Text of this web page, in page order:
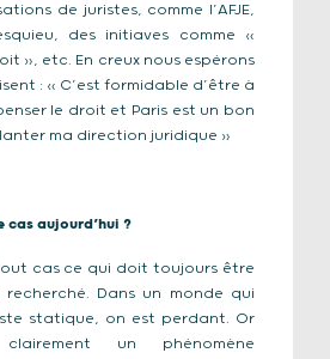
de juristes, comme l’AFJE,
des initiaves comme «
», etc. En creux nous espérons
: « C’est formidable d’être à
le droit et Paris est un bon
ma direction juridique »
cas aujourd’hui ?
cas ce qui doit toujours être
Dans un monde qui
statique, on est perdant. Or
un phénomène